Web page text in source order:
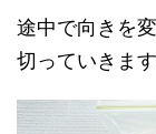
途中で向きを
切っていきます